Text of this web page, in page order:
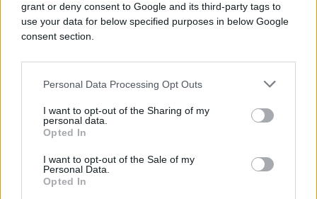
grant or deny consent to Google and its third-party tags to
use your data for below specified purposes in below Google
consent section.
Personal Data Processing Opt Outs
I want to opt-out of the Sharing of my
personal data.
Opted In
I want to opt-out of the Sale of my
Personal Data.
Opted In
Značajan pad zabilježen je kod cijena benzina
Premium 95 u Mostaru, gdje je Selex (Vrapčići bb)
i Ortiješ bb) benzin prodaje za 2,88 KM. Bingo
Petrol i Hercegovina Promet drže cijenu od 2,89
KM, dok Lamina (Biskupa Čule bb) i Ti Oil
Tuzla drži najnižu cijenu dizela: